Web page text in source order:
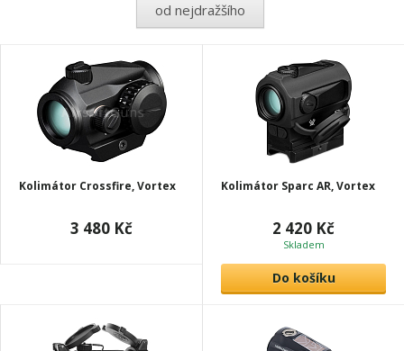
od nejdražšího
Kolimátor Crossfire, Vortex
3 480 Kč
Kolimátor Sparc AR, Vortex
2 420 Kč
Skladem
Do košíku